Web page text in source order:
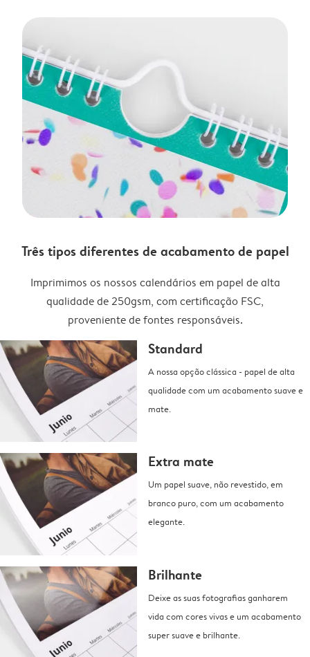
Três tipos diferentes de acabamento de papel
Imprimimos os nossos calendários em papel de alta
qualidade de 250gsm, com certificação FSC,
proveniente de fontes responsáveis.
Standard
A nossa opção clássica - papel de alta
qualidade com um acabamento suave e
mate.
Extra mate
Um papel suave, não revestido, em
branco puro, com um acabamento
elegante.
Brilhante
Deixe as suas fotografias ganharem
vida com cores vivas e um acabamento
super suave e brilhante.